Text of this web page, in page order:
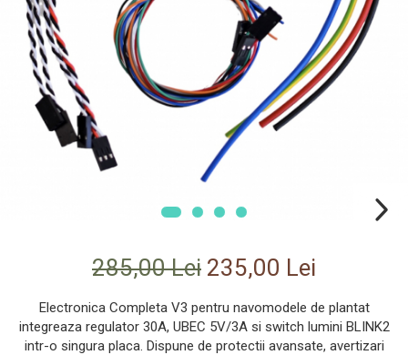
Smartwatch-Uri
STAND UP PADDLES
Textile
Textile Camera
285,00 Lei 235,00 Lei
Electronica Completa V3 pentru navomodele de plantat
integreaza regulator 30A, UBEC 5V/3A si switch lumini BLINK2
intr-o singura placa. Dispune de protectii avansate, avertizari